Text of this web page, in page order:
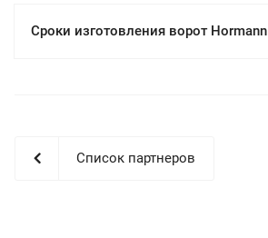
Сроки изготовления ворот Hormann
Список партнеров